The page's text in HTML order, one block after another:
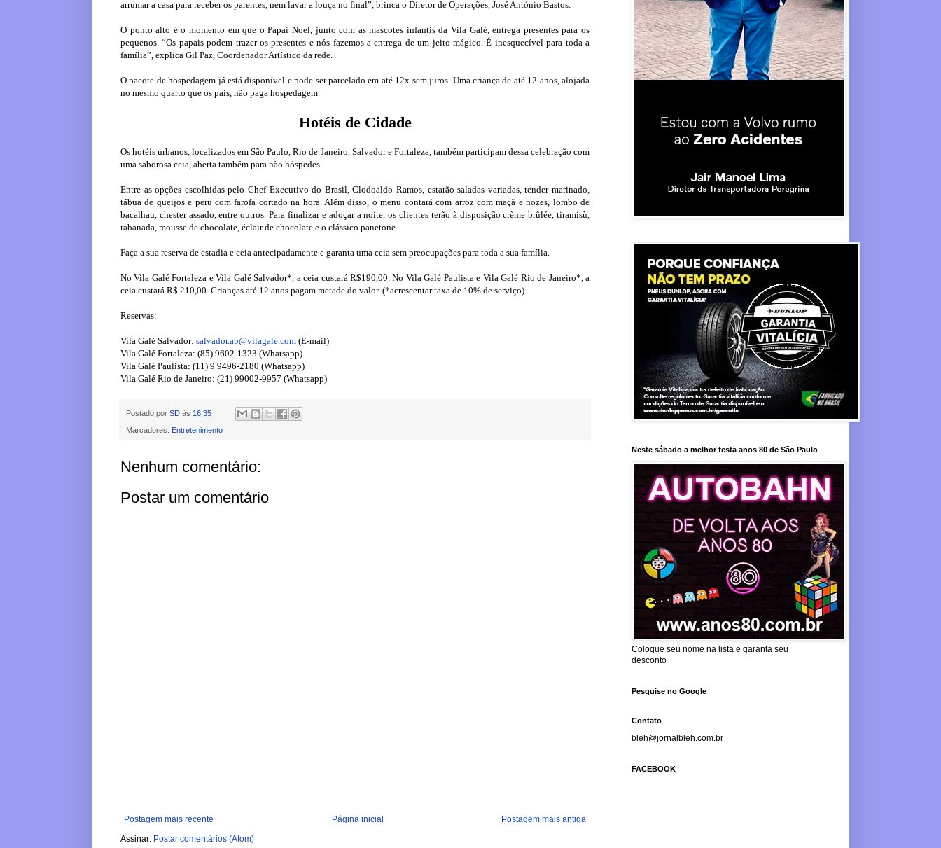
arrumar a casa para receber os parentes, nem lavar a louça no final”, brinca o Diretor de Operações, José António Bastos.
O ponto alto é o momento em que o Papai Noel, junto com as mascotes infantis da Vila Galé, entrega presentes para os
pequenos. “Os papais podem trazer os presentes e nós fazemos a entrega de um jeito mágico. É inesquecível para toda a
família”, explica Gil Paz, Coordenador Artístico da rede.
O pacote de hospedagem já está disponível e pode ser parcelado em até 12x sem juros. Uma criança de até 12 anos, alojada
no mesmo quarto que os pais, não paga hospedagem.
Hotéis de Cidade
Os hotéis urbanos, localizados em São Paulo, Rio de Janeiro, Salvador e Fortaleza, também participam dessa celebração com
uma saborosa ceia, aberta também para não hóspedes.
Entre as opções escolhidas pelo Chef Executivo do Brasil, Clodoaldo Ramos, estarão saladas variadas, tender marinado,
tábua de queijos e peru com farofa cortado na hora. Além disso, o menu contará com arroz com maçã e nozes, lombo de
bacalhau, chester assado, entre outros. Para finalizar e adoçar a noite, os clientes terão à disposição crème brûlée, tiramisù,
rabanada, mousse de chocolate, éclair de chocolate e o clássico panetone.
Faça a sua reserva de estadia e ceia antecipadamente e garanta uma ceia sem preocupações para toda a sua família.
No Vila Galé Fortaleza e Vila Galé Salvador*, a ceia custará R$190,00. No Vila Galé Paulista e Vila Galé Rio de Janeiro*, a
ceia custará R$ 210,00. Crianças até 12 anos pagam metade do valor. (*acrescentar taxa de 10% de serviço)
Reservas:
Vila Galé Salvador: salvador.ab@vilagale.com (E-mail)
Vila Galé Fortaleza: (85) 9602-1323 (Whatsapp)
Vila Galé Paulista: (11) 9 9496-2180 (Whatsapp)
Vila Galé Rio de Janeiro: (21) 99002-9957 (Whatsapp)
Postado por SD às 16:35
Marcadores: Entretenimento
Nenhum comentário:
Postar um comentário
Postagem mais recente Postagem mais antiga
Página inicial
Assinar: Postar comentários (Atom)
Neste sábado a melhor festa anos 80 de São Paulo
Coloque seu nome na lista e garanta seu
desconto
Pesquise no Google
Contato
bleh@jornalbleh.com.br
FACEBOOK